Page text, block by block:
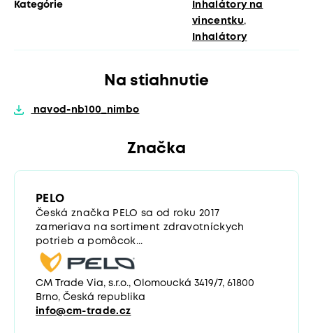
Kategórie
Inhalátory na
vincentku,
Inhalátory
Na stiahnutie
navod-nb100_nimbo
Značka
PELO
Česká značka PELO sa od roku 2017
zameriava na sortiment zdravotníckych
potrieb a pomôcok...
CM Trade Via, s.r.o., Olomoucká 3419/7, 61800
Brno, Česká republika
info@cm-trade.cz